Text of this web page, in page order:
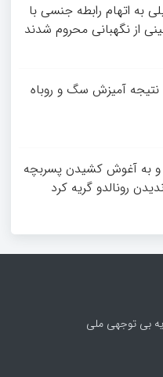
به اتهام رابطه جنسی با
از نگهبانی محروم شدند
آمیزش سگ و روباه
به آغوش کشیدن پسربچه
رونالدو گریه کرد
بی توجهی ملی